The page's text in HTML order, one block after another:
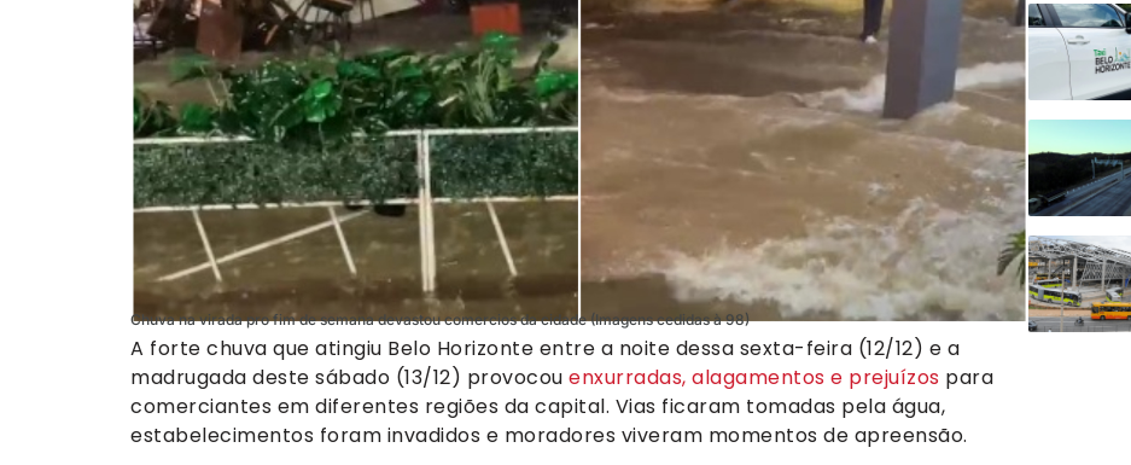
Chuva na virada pro fim de semana devastou comercios da cidade (Imagens cedidas à 98)
A forte chuva que atingiu Belo Horizonte entre a noite dessa sexta-feira (12/12) e a
madrugada deste sábado (13/12) provocou enxurradas, alagamentos e prejuízos para
comerciantes em diferentes regiões da capital. Vias ficaram tomadas pela água,
estabelecimentos foram invadidos e moradores viveram momentos de apreensão.